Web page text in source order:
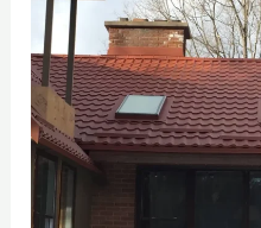
d’entretien
en
Quinnville